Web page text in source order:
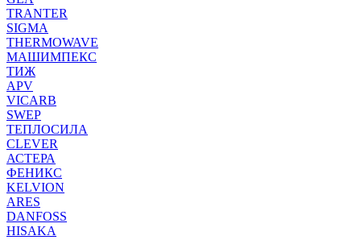
TRANTER
SIGMA
THERMOWAVE
МАШИМПЕКС
ТИЖ
APV
VICARB
SWEP
ТЕПЛОСИЛА
CLEVER
АСТЕРА
ФЕНИКС
KELVION
ARES
DANFOSS
HISAKA